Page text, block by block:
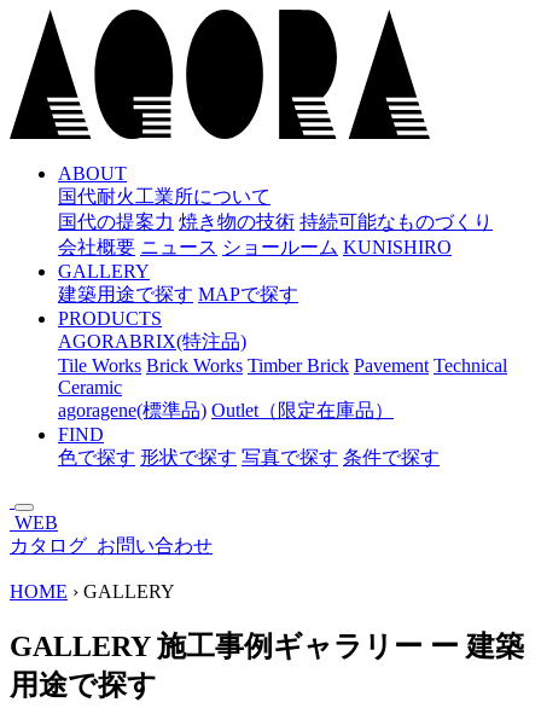
コ
ン
ABOUT
国代耐火工業所について
国代の提案力 焼き物の技術 持続可能なものづくり
会社概要 ニュース ショールーム KUNISHIRO
GALLERY
建築用途で探す MAPで探す
PRODUCTS
AGORABRIX(特注品)
Tile Works Brick Works Timber Brick Pavement Technical
Ceramic
agoragene(標準品) Outlet（限定在庫品）
FIND
色で探す 形状で探す 写真で探す 条件で探す
WEB
カタログ お問い合わせ
HOME › GALLERY
GALLERY 施工事例ギャラリー ー 建築
用途で探す